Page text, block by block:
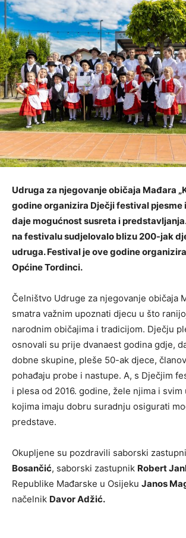
Udruga za njegovanje običaja Mađara
godine organizira Dječji festival pjesme
daje mogućnost susreta i
na festivalu sudjelovalo blizu 200-jak
udruga. Festival je ove godine
Općine Tordinci.
Čelništvo Udruge za njegovanje običaja
smatra važnim upoznati djecu u što
narodnim običajima i tradicijom. Dječju
osnovali su prije dvanaest godina gdje,
dobne skupine, pleše 50-ak djece,
pohađaju probe i nastupe. A, s Dječjim
i plesa od 2016. godine, žele njima i svim
kojima imaju dobru suradnju osigurati
predstave.
Okupljene su pozdravili saborski
Bosančić, saborski zastupnik Robert
Republike Mađarske u Osijeku Janos
načelnik Davor Adžić.